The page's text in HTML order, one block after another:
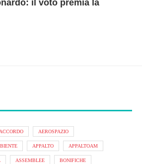
il voto premia la
AEROSPAZIO
APPALTO APPALTOAM
ASSEMBLEE BONIFICHE